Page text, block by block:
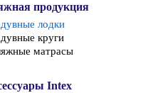
продукция
лодки
круги
матрасы
Intex